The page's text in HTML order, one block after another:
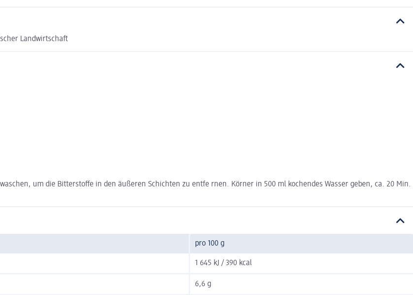
Landwirtschaft
um die Bitterstoffe in den äußeren Schichten zu entfe rnen. Körner in 500 ml kochendes Wasser geben, ca. 20 Min.
pro 100 g
1 645 kJ / 390 kcal
6,6 g